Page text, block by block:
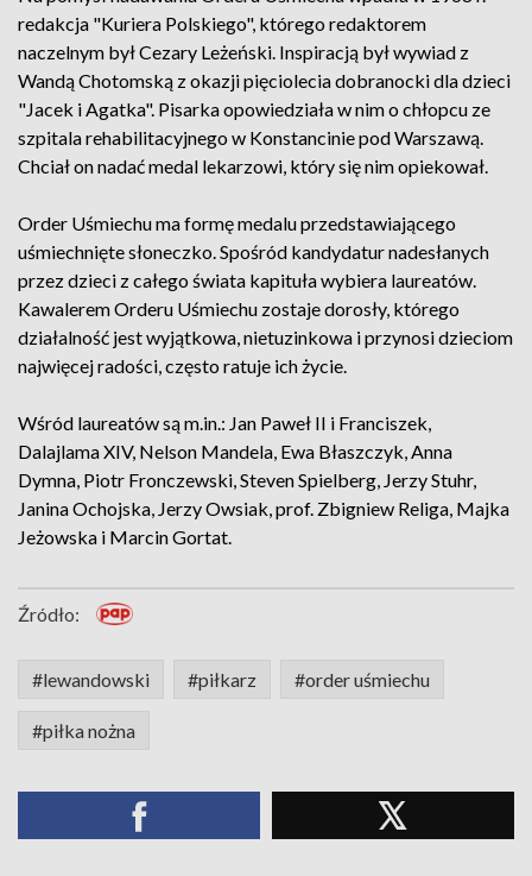
redakcja "Kuriera Polskiego", którego redaktorem
naczelnym był Cezary Leżeński. Inspiracją był wywiad z
Wandą Chotomską z okazji pięciolecia dobranocki dla dzieci
"Jacek i Agatka". Pisarka opowiedziała w nim o chłopcu ze
szpitala rehabilitacyjnego w Konstancinie pod Warszawą.
Chciał on nadać medal lekarzowi, który się nim opiekował.
Order Uśmiechu ma formę medalu przedstawiającego
uśmiechnięte słoneczko. Spośród kandydatur nadesłanych
przez dzieci z całego świata kapituła wybiera laureatów.
Kawalerem Orderu Uśmiechu zostaje dorosły, którego
działalność jest wyjątkowa, nietuzinkowa i przynosi dzieciom
najwięcej radości, często ratuje ich życie.
Wśród laureatów są m.in.: Jan Paweł II i Franciszek,
Dalajlama XIV, Nelson Mandela, Ewa Błaszczyk, Anna
Dymna, Piotr Fronczewski, Steven Spielberg, Jerzy Stuhr,
Janina Ochojska, Jerzy Owsiak, prof. Zbigniew Religa, Majka
Jeżowska i Marcin Gortat.
Źródło:
#lewandowski #piłkarz #order uśmiechu
#piłka nożna